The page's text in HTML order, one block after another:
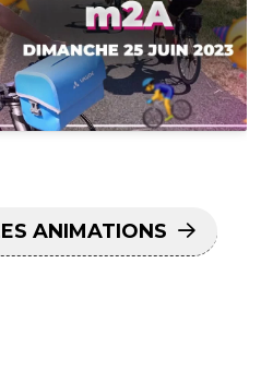
ANIMATIONS